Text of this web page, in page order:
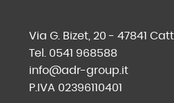
Via G. Bizet, 20 - 47841
Tel. 0541 968588
info@adr-group.it
P.IVA 02396110401